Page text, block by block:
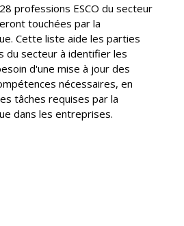
professions ESCO du secteur
touchées par la
Cette liste aide les parties
du secteur à identifier les
d'une mise à jour des
nécessaires, en
tâches requises par la
dans les entreprises.